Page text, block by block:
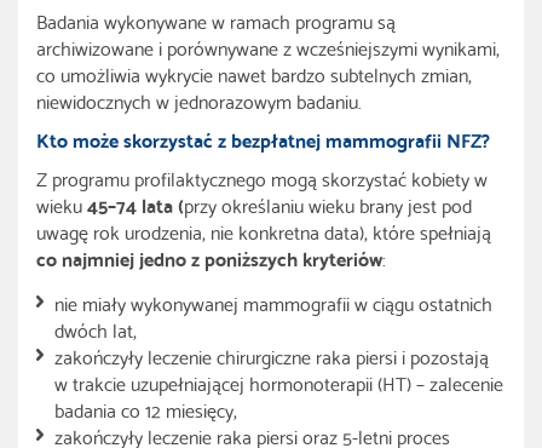
Badania wykonywane w ramach programu są
archiwizowane i porównywane z wcześniejszymi wynikami,
co umożliwia wykrycie nawet bardzo subtelnych zmian,
niewidocznych w jednorazowym badaniu.
Kto może skorzystać z bezpłatnej mammografii NFZ?
Z programu profilaktycznego mogą skorzystać kobiety w
wieku45–74 lata (przy określaniu wieku brany jest pod
uwagę rok urodzenia, nie konkretna data), które spełniają
co najmniej jedno z poniższych kryteriów:
nie miały wykonywanej mammografii w ciągu ostatnich
dwóch lat,
zakończyły leczenie chirurgiczne raka piersi i pozostają
w trakcie uzupełniającej hormonoterapii (HT) – zalecenie
badania co 12 miesięcy,
zakończyły leczenie raka piersi oraz 5-letni proces